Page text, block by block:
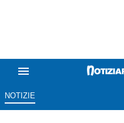
NOTIZIE